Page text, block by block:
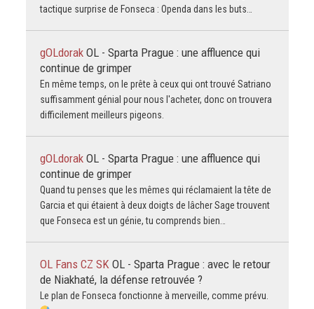
tactique surprise de Fonseca : Openda dans les buts…
gOLdorak OL - Sparta Prague : une affluence qui
continue de grimper
En même temps, on le prête à ceux qui ont trouvé Satriano
suffisamment génial pour nous l'acheter, donc on trouvera
difficilement meilleurs pigeons.
gOLdorak OL - Sparta Prague : une affluence qui
continue de grimper
Quand tu penses que les mêmes qui réclamaient la tête de
Garcia et qui étaient à deux doigts de lâcher Sage trouvent
que Fonseca est un génie, tu comprends bien…
OL Fans CZ SK OL - Sparta Prague : avec le retour
de Niakhaté, la défense retrouvée ?
Le plan de Fonseca fonctionne à merveille, comme prévu.